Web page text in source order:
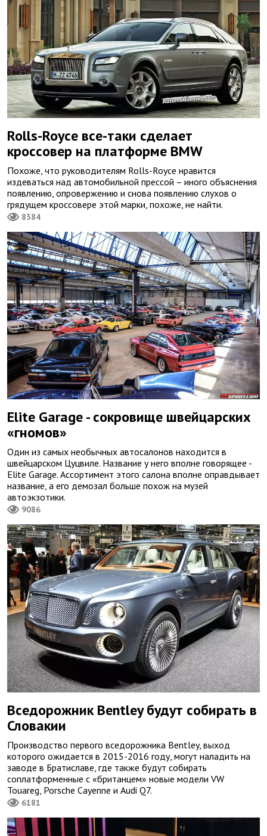
Rolls-Royce все-таки сделает
кроссовер на платформе BMW
Похоже, что руководителям Rolls-Royce нравится
издеваться над автомобильной прессой – иного объяснения
появлению, опровержению и снова появлению слухов о
грядущем кроссовере этой марки, похоже, не найти.
8384
Elite Garage - сокровище швейцарских
«гномов»
Один из самых необычных автосалонов находится в
швейцарском Цуцвиле. Название у него вполне говорящее -
Elite Garage. Ассортимент этого салона вполне оправдывает
название, а его демозал больше похож на музей
автоэкзотики.
9086
Вседорожник Bentley будут собирать в
Словакии
Производство первого вседорожника Bentley, выход
которого ожидается в 2015-2016 году, могут наладить на
заводе в Братиславе, где также будут собирать
соплатформенные с «британцем» новые модели VW
Touareg, Porsche Cayenne и Audi Q7.
6181